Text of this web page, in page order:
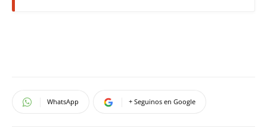
WhatsApp + Seguinos en Google